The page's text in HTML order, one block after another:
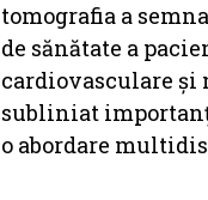
tomografia a
de sănătate a
cardiovasculare și
subliniat
o abordare